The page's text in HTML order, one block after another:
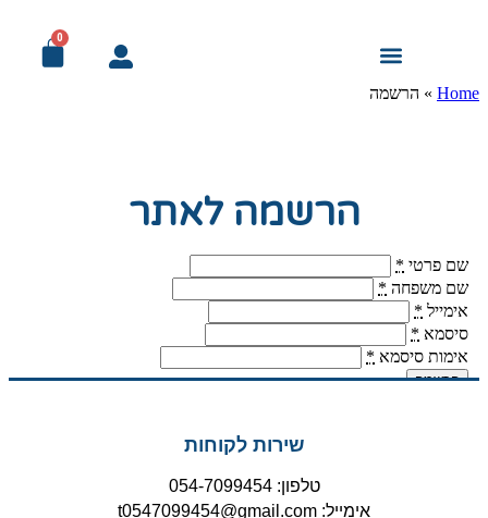
0
Home
» הרשמה
הרשמה לאתר
שם פרטי *
שם משפחה *
אימייל *
סיסמא *
אימות סיסמא *
הרשמה
שירות לקוחות
טלפון: 054-7099454
אימייל: t0547099454@gmail.com